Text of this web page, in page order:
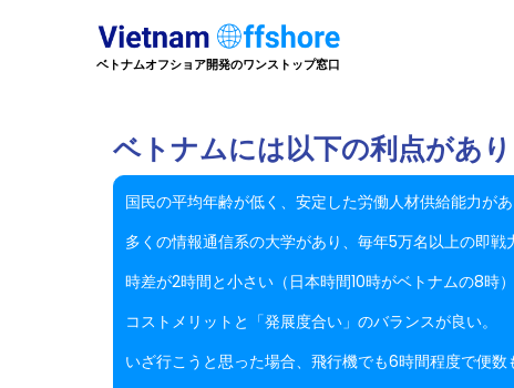
ベトナムオフショア開発のワンストップ窓口
ベトナムには以下の利点があり
国民の平均年齢が低く、安定した労働人材供給能力があ
多くの情報通信系の大学があり、毎年5万名以上の即戦
時差が2時間と小さい（日本時間10時がベトナムの8時）
コストメリットと「発展度合い」のバランスが良い。
いざ行こうと思った場合、飛行機でも6時間程度で便数